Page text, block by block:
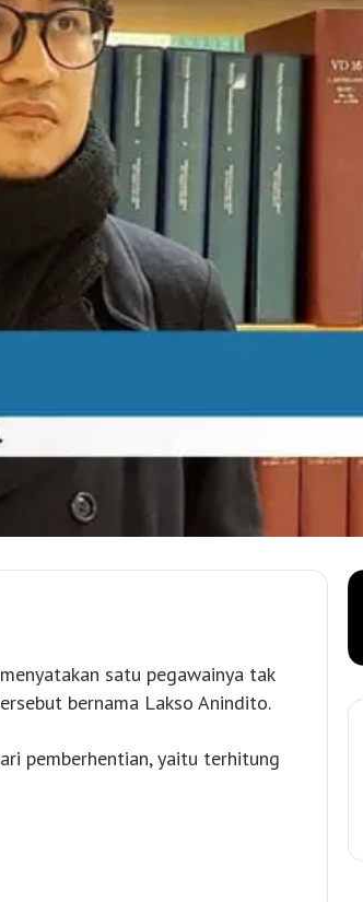
satu pegawainya tak
bernama Lakso Anindito.
pemberhentian, yaitu terhitung